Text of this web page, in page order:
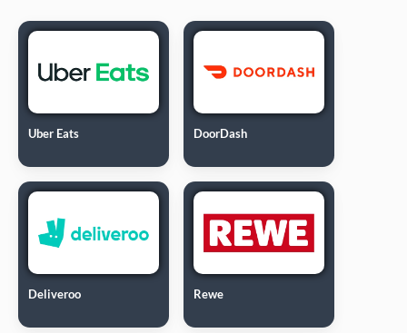
Uber Eats DoorDash
Deliveroo Rewe